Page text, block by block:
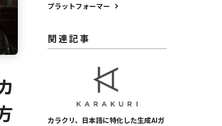
プラットフォーマー
関連記事
カラクリ、日本語に特化した生成AIガ